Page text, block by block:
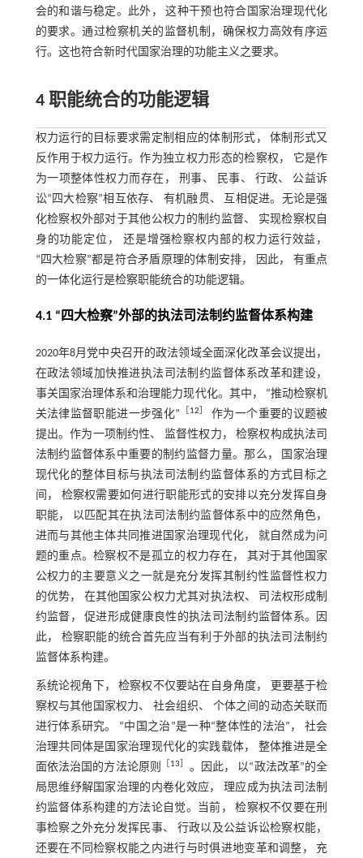
会的和谐与稳定。此外， 这种干预也符合国家治理现代化
的要求。通过检察机关的监督机制，确保权力高效有序运
行。这也符合新时代国家治理的功能主义之要求。
4 职能统合的功能逻辑
权力运行的目标要求需定制相应的体制形式， 体制形式又
反作用于权力运行。作为独立权力形态的检察权， 它是作
为一项整体性权力而存在， 刑事、 民事、 行政、 公益诉
讼“四大检察”相互依存、 有机融贯、 互相促进。无论是强
化检察权外部对于其他公权力的制约监督、 实现检察权自
身的功能定位， 还是增强检察权内部的权力运行效益，
“四大检察”都是符合矛盾原理的体制安排， 因此， 有重点
的一体化运行是检察职能统合的功能逻辑。
4.1 “四大检察”外部的执法司法制约监督体系构建
2020年8月党中央召开的政法领域全面深化改革会议提出，
在政法领域加快推进执法司法制约监督体系改革和建设，
事关国家治理体系和治理能力现代化。其中， “推动检察机
关法律监督职能进一步强化”
12
作为一个重要的议题被
提出。作为一项制约性、 监督性权力， 检察权构成执法司
法制约监督体系中重要的制约监督力量。那么， 国家治理
现代化的整体目标与执法司法制约监督体系的方式目标之
间， 检察权需要如何进行职能形式的安排以充分发挥自身
职能， 以匹配其在执法司法制约监督体系中的应然角色，
进而与其他主体共同推进国家治理现代化， 就自然成为问
题的重点。检察权不是孤立的权力存在， 其对于其他国家
公权力的主要意义之一就是充分发挥其制约性监督性权力
的优势， 在其他国家公权力尤其对执法权、 司法权形成制
约监督， 促进形成健康良性的执法司法制约监督体系。因
此， 检察职能的统合首先应当有利于外部的执法司法制约
监督体系构建。
系统论视角下， 检察权不仅要站在自身角度， 更要基于检
察权与其他国家权力、 社会组织、 个体之间的动态关联而
进行体系研究。 “中国之治”是一种“整体性的法治”， 社会
治理共同体是国家治理现代化的实践载体， 整体推进是全
面依法治国的方法论原则
13
。因此， 以“政法改革”的全
局思维纾解国家治理的内卷化效应， 理应成为执法司法制
约监督体系构建的方法论自觉。当前， 检察权不仅要在刑
事检察之外充分发挥民事、 行政以及公益诉讼检察权能，
还要在不同检察权能之内进行与时俱进地变革和调整， 充